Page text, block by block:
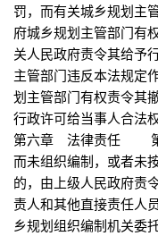
罚，而有关城乡规划主
府城乡规划主管部门有
关人民政府责令其给
主管部门违反本法规定
划主管部门有权责令其
行政许可给当事人合法
第六章 法律责任 第
而未组织编制，或者未
的，由上级人民政府责
责人和其他直接责任
乡规划组织编制机关委